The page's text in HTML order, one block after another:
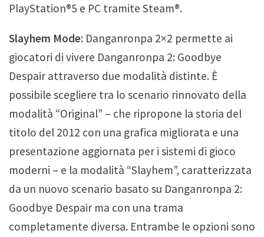
PlayStation®5 e PC tramite Steam®.
Slayhem Mode: Danganronpa 2×2 permette ai
giocatori di vivere Danganronpa 2: Goodbye
Despair attraverso due modalità distinte. È
possibile scegliere tra lo scenario rinnovato della
modalità “Original” – che ripropone la storia del
titolo del 2012 con una grafica migliorata e una
presentazione aggiornata per i sistemi di gioco
moderni – e la modalità “Slayhem”, caratterizzata
da un nuovo scenario basato su Danganronpa 2:
Goodbye Despair ma con una trama
completamente diversa. Entrambe le opzioni sono